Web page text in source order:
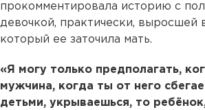
прокомментировала историю с
девочкой, практически, выросшей
который ее заточила мать.
«Я могу только предполагать,
мужчина, когда ты от него
детьми, укрываешься, то